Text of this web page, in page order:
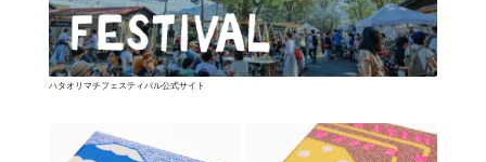
ハタオリマチフェスティバル公式サイト